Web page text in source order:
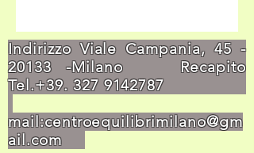
Indirizzo Viale Campania,45 -
20133-Milano Recapito
Tel.+39. 327 9142787
mail:centroequilibrimilano@gm
ail.com